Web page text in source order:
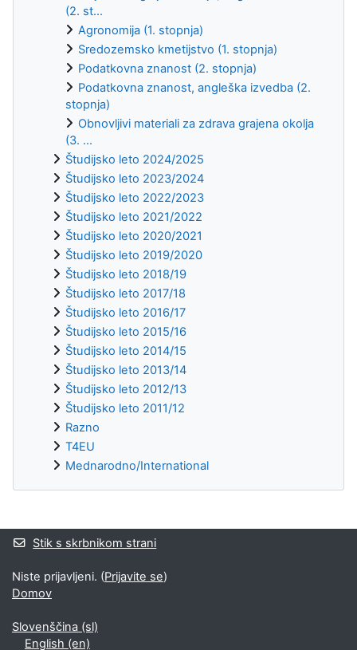
(2. st...
Agronomija (1. stopnja)
Sredozemsko kmetijstvo (1. stopnja)
Podatkovna znanost (2. stopnja)
Podatkovna znanost, angleška izvedba (2.
stopnja)
Obnovljivi materiali za zdrava grajena okolja
(3. ...
Študijsko leto 2024/2025
Študijsko leto 2023/2024
Študijsko leto 2022/2023
Študijsko leto 2021/2022
Študijsko leto 2020/2021
Študijsko leto 2019/2020
Študijsko leto 2018/19
Študijsko leto 2017/18
Študijsko leto 2016/17
Študijsko leto 2015/16
Študijsko leto 2014/15
Študijsko leto 2013/14
Študijsko leto 2012/13
Študijsko leto 2011/12
Razno
T4EU
Mednarodno/International
Supplementary blocks
Stik s skrbnikom strani
Niste prijavljeni. (Prijavite se)
Domov
Slovenščina ‎(sl)‎
English ‎(en)‎